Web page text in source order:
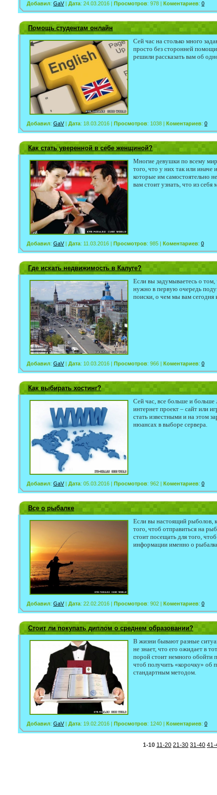
Добавил: GaV| Дата: 24.03.2016 | Просмотров: 978 | Коментариев: 0
Помощь студентам онлайн
Сей час на столько много
просто без сторонней
решили рассказать вам об
Добавил: GaV| Дата: 18.03.2016 | Просмотров: 1038 | Коментариев: 0
Как стать уверенной в себе женщиной?
Многие девушки по всему
того, что у них так или иначе
которые им самостоятельно
вам стоит узнать, что из
Добавил: GaV| Дата: 11.03.2016 | Просмотров: 985 | Коментариев: 0
Где искать недвижимость в Калуге?
Если вы задумываетесь о
нужно в первую очередь
поиски, о чем мы вам
Добавил: GaV| Дата: 10.03.2016 | Просмотров: 966 | Коментариев: 0
Как выбирать хостинг?
Сей час, все больше и
интернет проект – сайт или
стать известными и на этом
нюансах в выборе сервера.
Добавил: GaV| Дата: 05.03.2016 | Просмотров: 962 | Коментариев: 0
Все о рыбалке
Если вы настоящий рыболов,
того, чтоб отправиться на
стоит посещать для того,
информации именно о
Добавил: GaV| Дата: 22.02.2016 | Просмотров: 902 | Коментариев: 0
Стоит ли покупать диплом о среднем образовании?
В жизни бывают разные
не знает, что его ожидает в
порой стоит немного обойти
чтоб получить «корочку» об
стандартным методом.
Добавил: GaV| Дата: 19.02.2016 | Просмотров: 1240 | Коментариев: 0
1-10 11-20 21-30 31-40 41-